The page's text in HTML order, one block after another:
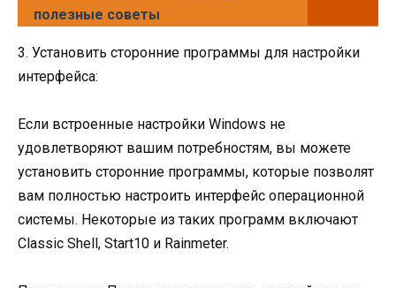
полезные советы
3. Установить сторонние программы для настройки
интерфейса:
Если встроенные настройки Windows не
удовлетворяют вашим потребностям, вы можете
установить сторонние программы, которые позволят
вам полностью настроить интерфейс операционной
системы. Некоторые из таких программ включают
Classic Shell, Start10 и Rainmeter.